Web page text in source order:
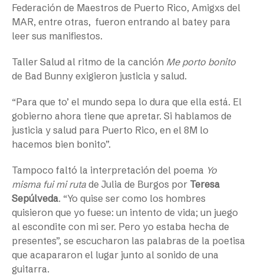
Federación de Maestros de Puerto Rico, Amigxs del
MAR, entre otras, fueron entrando al batey para
leer sus manifiestos.
Taller Salud al ritmo de la canción Me porto bonito
de Bad Bunny exigieron justicia y salud.
“Para que to’ el mundo sepa lo dura que ella está. El
gobierno ahora tiene que apretar. Si hablamos de
justicia y salud para Puerto Rico, en el 8M lo
hacemos bien bonito”.
Tampoco faltó la interpretación del poema Yo
misma fui mi ruta de Julia de Burgos por Teresa
Sepúlveda. “Yo quise ser como los hombres
quisieron que yo fuese: un intento de vida; un juego
al escondite con mi ser. Pero yo estaba hecha de
presentes”, se escucharon las palabras de la poetisa
que acapararon el lugar junto al sonido de una
guitarra.